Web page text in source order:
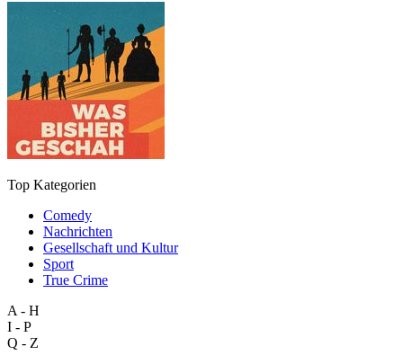
Top Kategorien
Comedy
Nachrichten
Gesellschaft und Kultur
Sport
True Crime
A - H
I - P
Q - Z